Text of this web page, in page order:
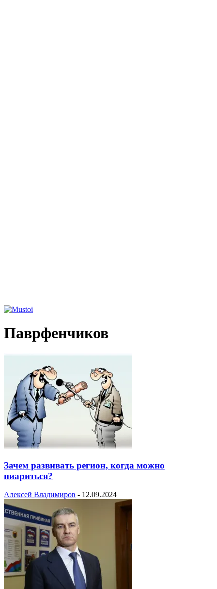
Паврфенчиков
Зачем развивать регион, когда можно
пиариться?
Алексей Владимиров - 12.09.2024